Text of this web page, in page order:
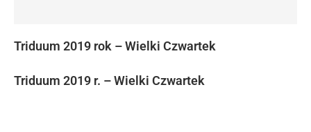
Triduum 2019 rok – Wielki Czwartek
Triduum 2019 r. – Wielki Czwartek